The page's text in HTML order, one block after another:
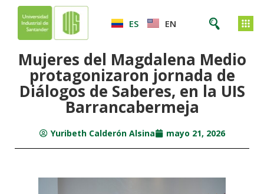
ES EN
Mujeres del Magdalena Medio
protagonizaron jornada de
Diálogos de Saberes, en la UIS
Barrancabermeja
Yuribeth Calderón Alsina mayo 21, 2026